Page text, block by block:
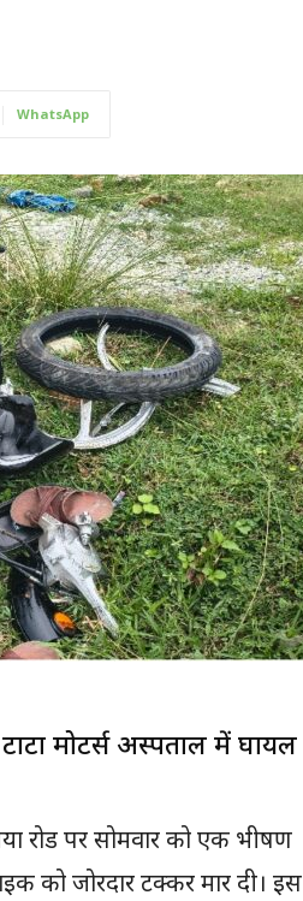
WhatsApp
टाटा मोटर्स अस्पताल में घायल
नया रोड पर सोमवार को एक भीषण
को जोरदार टक्कर मार दी। इस